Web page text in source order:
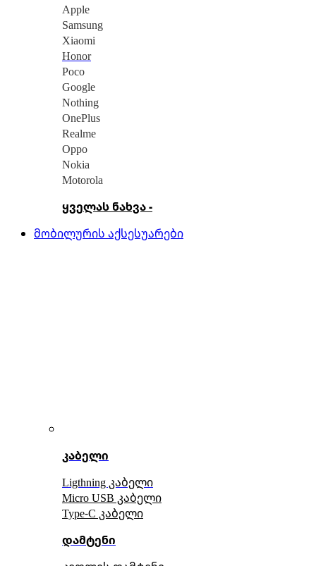
Apple
Samsung
Xiaomi
Honor
Poco
Google
Nothing
OnePlus
Realme
Oppo
Nokia
Motorola
ყველას ნახვა -
მობილურის აქსესუარები
კაბელი
Ligthning კაბელი
Micro USB კაბელი
Type-C კაბელი
დამტენი